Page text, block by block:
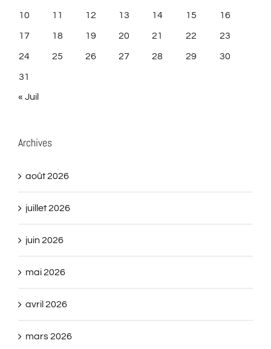
10 11 12 13 14 15 16
17 18 19 20 21 22 23
24 25 26 27 28 29 30
31
« Juil
Archives
août 2026
juillet 2026
juin 2026
mai 2026
avril 2026
mars 2026